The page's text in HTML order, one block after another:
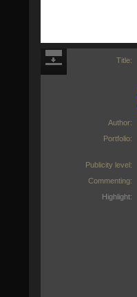
Title:
Author:
Portfolio:
Publicity level:
Commenting:
Highlight: